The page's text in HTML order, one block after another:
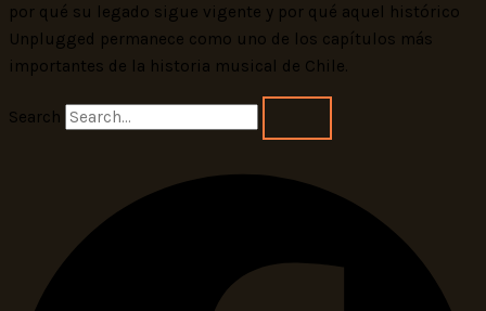
por qué su legado sigue vigente y por qué aquel histórico
Unplugged permanece como uno de los capítulos más
importantes de la historia musical de Chile.
Search